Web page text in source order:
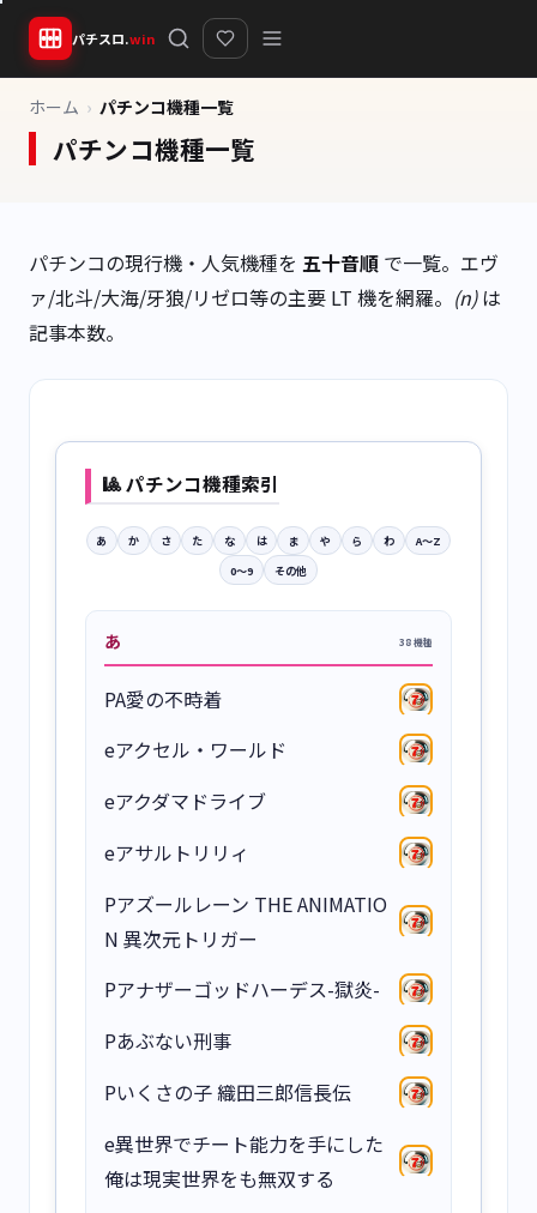
パチスロ.win
ホーム パチンコ機種一覧
パチンコ機種一覧
パチンコの現行機・人気機種を 五十音順 で一覧。エヴ
ァ/北斗/大海/牙狼/リゼロ等の主要 LT 機を網羅。 (n)は
記事本数。
🎱 パチンコ機種索引
あ か さ た な は ま や ら わ
A〜Z
0〜9
その他
あ 38 機種
PA愛の不時着
eアクセル・ワールド
eアクダマドライブ
eアサルトリリィ
Pアズールレーン THE ANIMATIO
N 異次元トリガー
Pアナザーゴッドハーデス-獄炎-
Pあぶない刑事
Pいくさの子 織田三郎信長伝
e異世界でチート能力を手にした
俺は現実世界をも無双する